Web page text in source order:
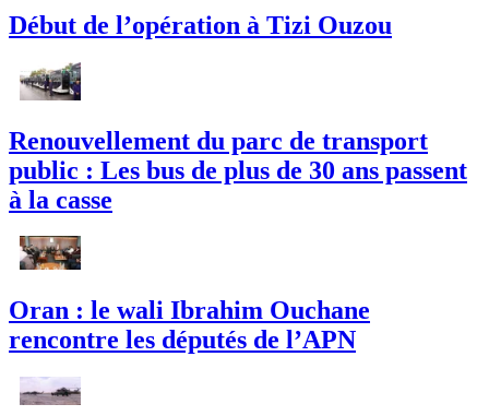
Début de l’opération à Tizi Ouzou
Renouvellement du parc de transport
public : Les bus de plus de 30 ans passent
à la casse
Oran : le wali Ibrahim Ouchane
rencontre les députés de l’APN